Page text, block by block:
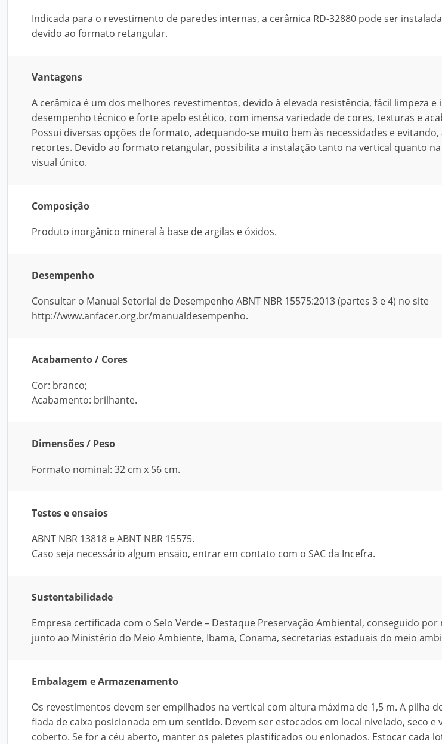
Indicada para o revestimento de paredes internas, a cerâmica RD-32880 pode ser
devido ao formato retangular.
Vantagens
A cerâmica é um dos melhores revestimentos, devido à elevada resistência, fácil limpeza
desempenho técnico e forte apelo estético, com imensa variedade de cores, texturas e
Possui diversas opções de formato, adequando-se muito bem às necessidades e
recortes. Devido ao formato retangular, possibilita a instalação tanto na vertical quanto
visual único.
Composição
Produto inorgânico mineral à base de argilas e óxidos.
Desempenho
Consultar o Manual Setorial de Desempenho ABNT NBR 15575:2013 (partes 3 e 4) no site
http://www.anfacer.org.br/manualdesempenho.
Acabamento / Cores
Cor: branco;
Acabamento: brilhante.
Dimensões / Peso
Formato nominal: 32 cm x 56 cm.
Testes e ensaios
ABNT NBR 13818 e ABNT NBR 15575.
Caso seja necessário algum ensaio, entrar em contato com o SAC da Incefra.
Sustentabilidade
Empresa certificada com o Selo Verde – Destaque Preservação Ambiental, conseguido
junto ao Ministério do Meio Ambiente, Ibama, Conama, secretarias estaduais do meio
Embalagem e Armazenamento
Os revestimentos devem ser empilhados na vertical com altura máxima de 1,5 m. A pilha
fiada de caixa posicionada em um sentido. Devem ser estocados em local nivelado, seco
coberto. Se for a céu aberto, manter os paletes plastificados ou enlonados. Estocar cada